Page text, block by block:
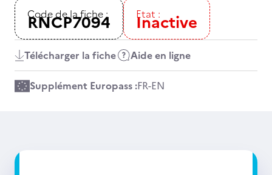
Code de la fiche :
RNCP7094 Etat :
Inactive
Télécharger la fiche Aide en ligne
Supplément Europass :FR-EN